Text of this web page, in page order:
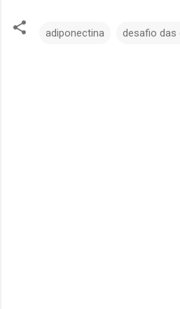
adiponectina desafio das